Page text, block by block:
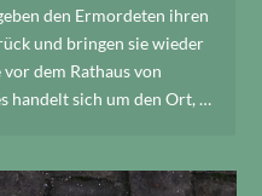
den Ermordeten ihren
und bringen sie wieder
dem Rathaus von
handelt sich um den Ort, …